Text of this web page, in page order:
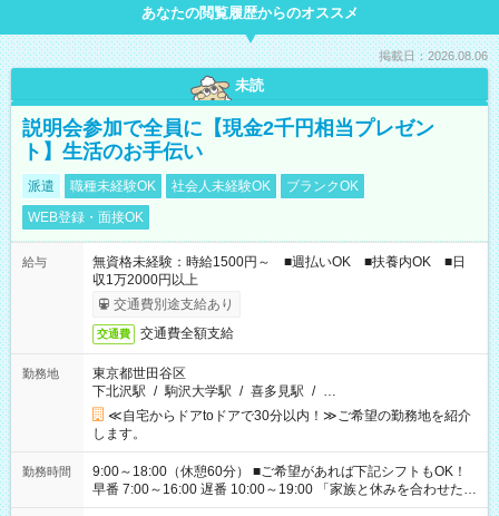
あなたの閲覧履歴からのオススメ
掲載日：2026.08.06
未読
説明会参加で全員に【現金2千円相当プレゼン
ト】生活のお手伝い
派遣 職種未経験OK 社会人未経験OK
ブランクOK
WEB登録・面接OK
給与
無資格未経験：時給1500円～ ■週払いOK ■扶養内OK ■日
収1万2000円以上
交通費別途支給あり
交通費 交通費全額支給
勤務地
東京都世田谷区
下北沢駅 / 駒沢大学駅 / 喜多見駅 / …
≪自宅からドアtoドアで30分以内！≫ご希望の勤務地を紹介
します。
勤務時間
9:00～18:00（休憩60分） ■ご希望があれば下記シフトもOK！
早番 7:00～16:00 遅番 10:00～19:00 「家族と休みを合わせた
い」 「余裕を持って夕飯の準備がしたい」 「できれば残業はし